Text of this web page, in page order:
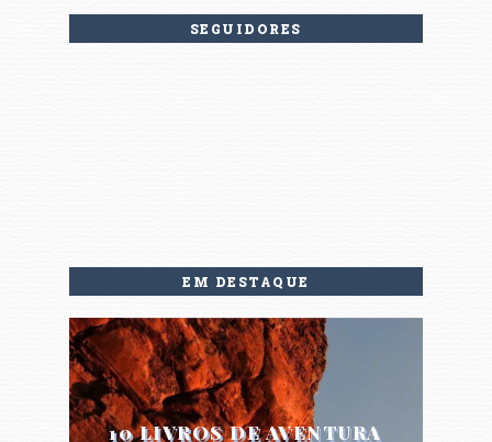
SEGUIDORES
EM DESTAQUE
10 LIVROS DE AVENTURA